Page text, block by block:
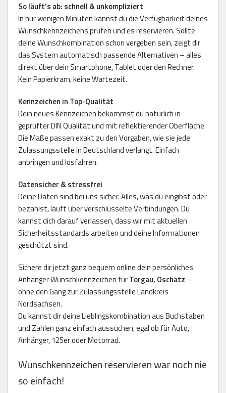
So läuft’s ab: schnell & unkompliziert
In nur wenigen Minuten kannst du die Verfügbarkeit deines
Wunschkennzeichens prüfen und es reservieren. Sollte
deine Wunschkombination schon vergeben sein, zeigt dir
das System automatisch passende Alternativen – alles
direkt über dein Smartphone, Tablet oder den Rechner.
Kein Papierkram, keine Wartezeit.
Kennzeichen in Top-Qualität
Dein neues Kennzeichen bekommst du natürlich in
geprüfter DIN Qualität und mit reflektierender Oberfläche.
Die Maße passen exakt zu den Vorgaben, wie sie jede
Zulassungsstelle in Deutschland verlangt. Einfach
anbringen und losfahren.
Datensicher & stressfrei
Deine Daten sind bei uns sicher. Alles, was du eingibst oder
bezahlst, läuft über verschlüsselte Verbindungen. Du
kannst dich darauf verlassen, dass wir mit aktuellen
Sicherheitsstandards arbeiten und deine Informationen
geschützt sind.
Sichere dir jetzt ganz bequem online dein persönliches
Anhänger Wunschkennzeichen fürTorgau, Oschatz –
ohne den Gang zur Zulassungsstelle Landkreis
Nordsachsen.
Du kannst dir deine Lieblingskombination aus Buchstaben
und Zahlen ganz einfach aussuchen, egal ob für Auto,
Anhänger, 125er oder Motorrad.
Wunschkennzeichen reservieren war noch nie
so einfach!